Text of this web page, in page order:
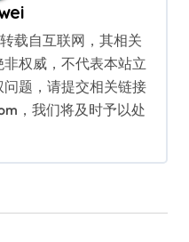
载自互联网，其相关
权威，不代表本站立
题，请提交相关链接
，我们将及时予以处